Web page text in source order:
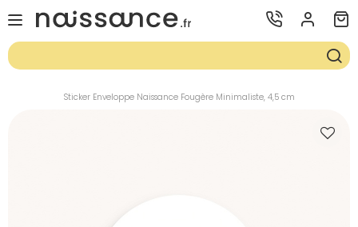
Sticker Enveloppe Naissance Fougère Minimaliste, 4,5 cm